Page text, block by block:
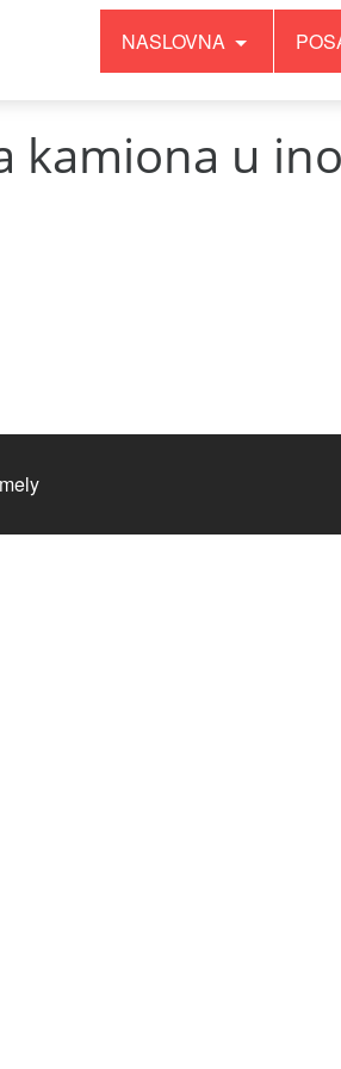
NASLOVNA
kamiona u